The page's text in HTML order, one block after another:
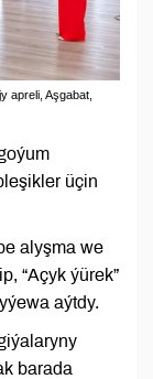
apreli, Aşgabat,
üçin
alyşma we
“Açyk ýürek”
aýtdy.
barada